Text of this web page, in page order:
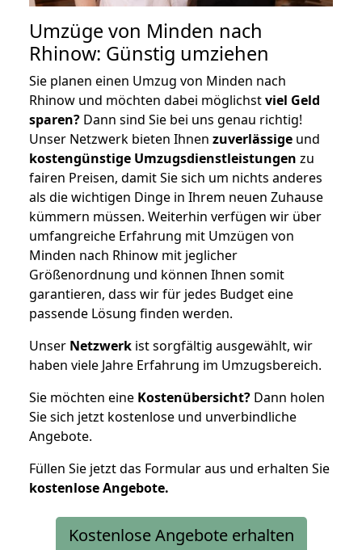
Umzüge von Minden nach
Rhinow: Günstig umziehen
Sie planen einen Umzug von Minden nach
Rhinow und möchten dabei möglichstviel Geld
sparen? Dann sind Sie bei uns genau richtig!
Unser Netzwerk bieten Ihnen zuverlässige und
kostengünstige Umzugsdienstleistungen zu
fairen Preisen, damit Sie sich um nichts anderes
als die wichtigen Dinge in Ihrem neuen Zuhause
kümmern müssen. Weiterhin verfügen wir über
umfangreiche Erfahrung mit Umzügen von
Minden nach Rhinow mit jeglicher
Größenordnung und können Ihnen somit
garantieren, dass wir für jedes Budget eine
passende Lösung finden werden.
Unser Netzwerk ist sorgfältig ausgewählt, wir
haben viele Jahre Erfahrung im Umzugsbereich.
Sie möchten eine Kostenübersicht? Dann holen
Sie sich jetzt kostenlose und unverbindliche
Angebote.
Füllen Sie jetzt das Formular aus und erhalten Sie
kostenloseAngebote.
Kostenlose Angebote erhalten